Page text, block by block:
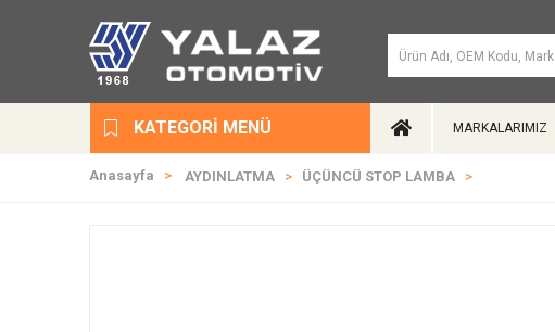
KATEGORI MENÜ MARKALARIMIZ
Anasayfa AYDINLATMA ÜÇÜNCÜ STOP LAMBA